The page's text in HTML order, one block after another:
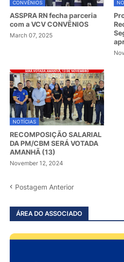
CONVÊNIOS
ASSPRA RN fecha parceria
com a VCV CONVÊNIOS
March 07, 2025
NOTÍCIAS
RECOMPOSIÇÃO SALARIAL
DA PM/CBM SERÁ VOTADA
AMANHÃ (13)
November 12, 2024
Postagem Anterior
ÁREA DO ASSOCIADO